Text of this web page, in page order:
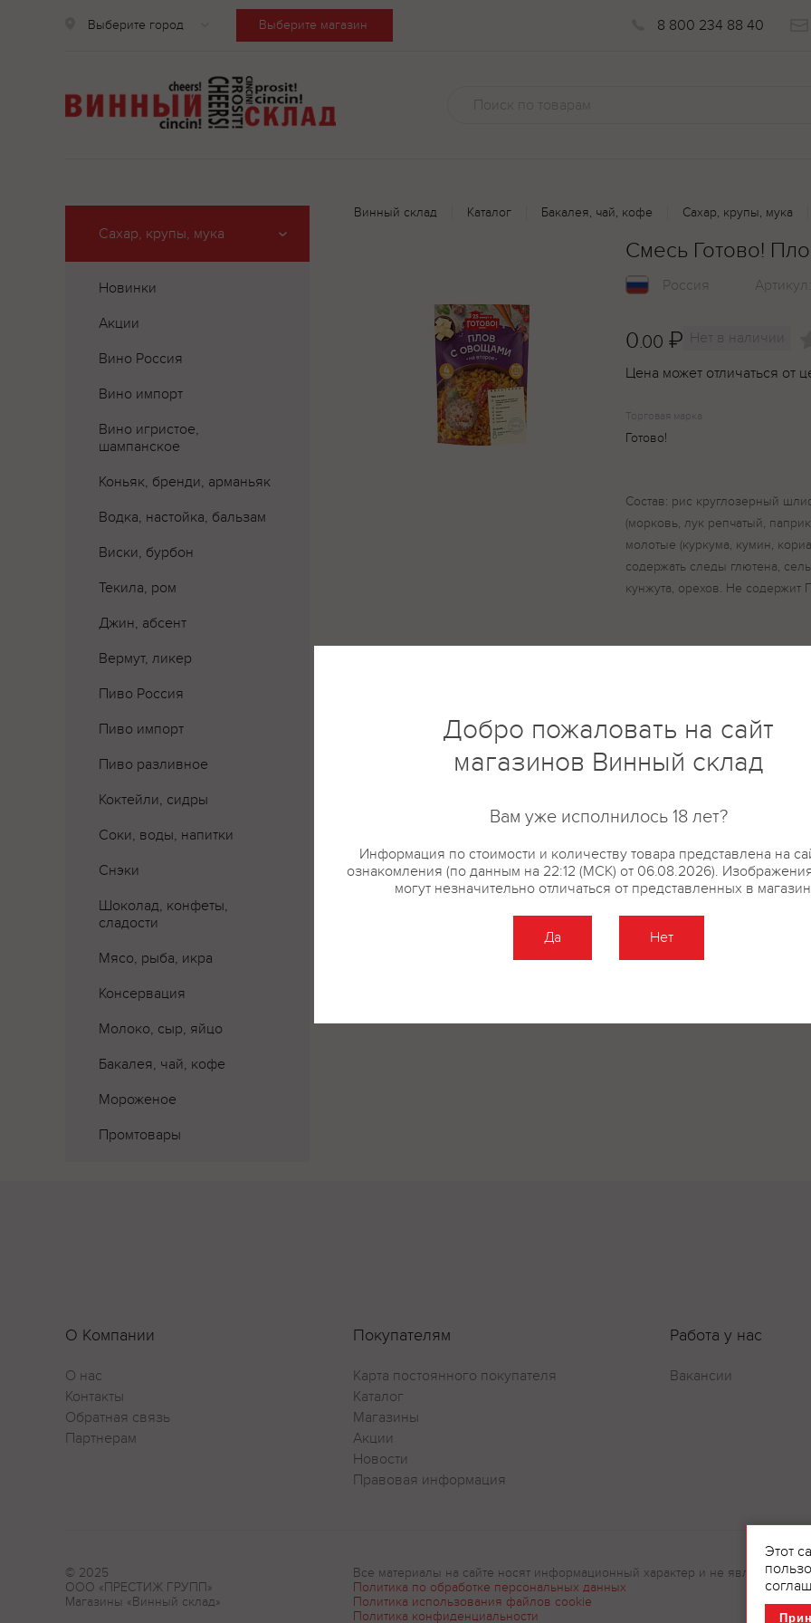
Выберите город Выберите магазин 8 800 234 88 40
Сахар, крупы, мука
Новинки
Акции
Вино Россия
Вино импорт
Вино игристое,
шампанское
Коньяк, бренди, арманьяк
Водка, настойка, бальзам
Виски, бурбон
Текила, ром
Джин, абсент
Вермут, ликер
Пиво Россия
Пиво импорт
Пиво разливное
Коктейли, сидры
Соки, воды, напитки
Снэки
Шоколад, конфеты,
сладости
Мясо, рыба, икра
Консервация
Молоко, сыр, яйцо
Бакалея, чай, кофе
Мороженое
Промтовары
Винный склад Каталог Бакалея, чай, кофе Сахар, крупы, мука
Смесь Готово!
Россия Артикул:
0.00 ₽ Нет в наличии
Цена может отличаться от
Торговая марка
Готово!
Состав: рис круглозерный
(морковь, лук репчатый,
молотые (куркума, кумин,
содержать следы глютена,
кунжута, орехов. Не содержит
О Компании
О нас
Контакты
Обратная связь
Партнерам
Покупателям
Карта постоянного покупателя
Каталог
Магазины
Акции
Новости
Правовая информация
Работа у нас
Вакансии
© 2025
ООО «ПРЕСТИЖ ГРУПП»
Магазины «Винный склад»
Все материалы на сайте носят информационный характер и не являются
Политика по обработке персональных данных
Политика использования файлов cookie
Политика конфиденциальности
Этот
Добро пожаловать на сайт
магазинов Винный склад
Вам уже исполнилось 18 лет?
Информация по стоимости и количеству товара представлена на
ознакомления (по данным на 22:12 (МСК) от 06.08.2026).
могут незначительно отличаться от представленных в
Да Нет